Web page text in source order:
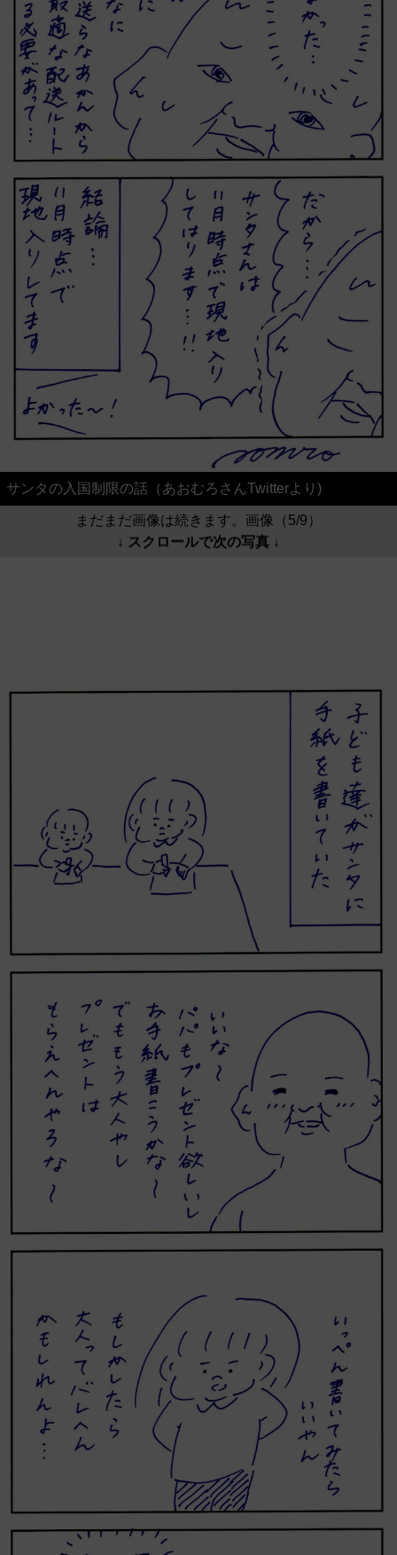
サンタの入国制限の話（あおむろさんTwitterより)
まだまだ画像は続きます。画像（5/9）
↓ スクロールで次の写真 ↓